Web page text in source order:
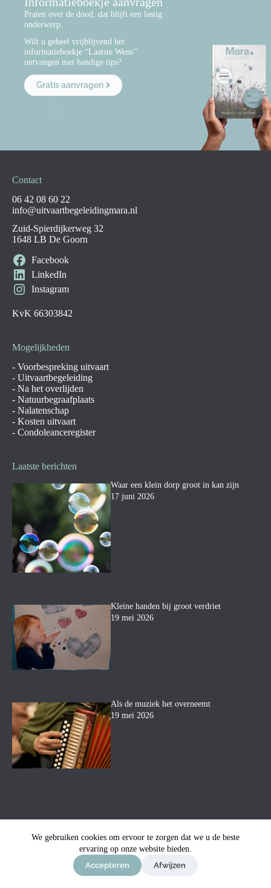
We gebruiken cookies om ervoor te zorgen dat we u de beste
ervaring op onze website bieden.
Accepteren
Afwijzen
Praten over de dood, dat blijft een lastig
onderwerp.
Wilt u geheel vrijblijvend het
informatieboekje “Laatste Wens’’
ontvangen met handige tips?
Gratis aanvragen
Contact
06 42 08 60 22
info@uitvaartbegeleidingmara.nl
Zuid-Spierdijkerweg 32
1648 LB De Goorn
Facebook
LinkedIn
Instagram
KvK 66303842
Mogelijkheden
- Voorbespreking uitvaart
- Uitvaartbegeleiding
- Na het overlijden
- Natuurbegraafplaats
- Nalatenschap
- Kosten uitvaart
- Condoleanceregister
Laatste berichten
Waar een klein dorp groot in kan zijn
17 juni 2026
Kleine handen bij groot verdriet
19 mei 2026
Als de muziek het overneemt
19 mei 2026
© Uitvaartbegeleiding Mara-Privacyverklaring
Ontwerp & sitebeheer door
ForYou B.V. in samenwerking
metBest4u